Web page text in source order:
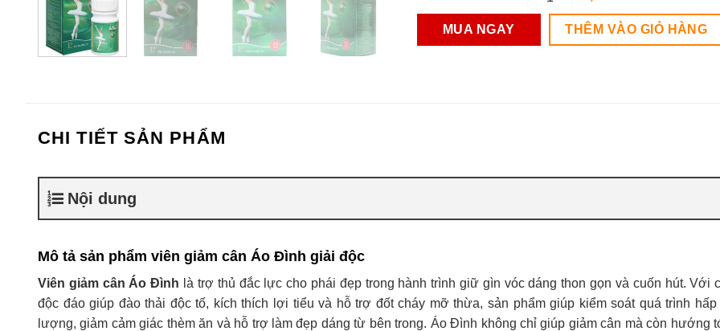
MUA NGAY THÊM VÀO GIỎ HÀNG
CHI TIẾT SẢN PHẨM
Nội dung
Mô tả sản phẩm viên giảm cân Áo Đình giải độc
Viên giảm cân Áo Đình là trợ thủ đắc lực cho phái đẹp trong hành trình giữ gìn vóc dáng thon gọn và cuốn hút. Với
độc đáo giúp đào thải độc tố, kích thích lợi tiểu và hỗ trợ đốt cháy mỡ thừa, sản phẩm giúp kiểm soát quá trình hấp
lượng, giảm cảm giác thèm ăn và hỗ trợ làm đẹp dáng từ bên trong. Áo Đình không chỉ giúp giảm cân mà còn hướng